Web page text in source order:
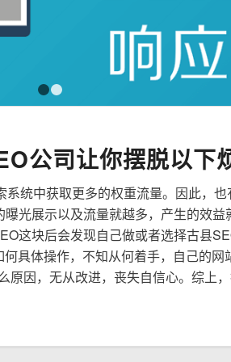
公司让你摆脱以下
统中获取更多的权重流量。因此，
光展示以及流量就越多，产生的效
这块后会发现自己做或者选择古县
具体操作，不知从何着手，自己的
因，无从改进，丧失自信心。综上